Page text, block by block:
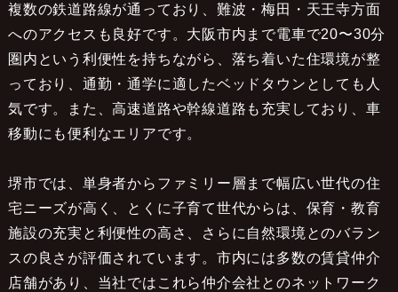
複数の鉄道路線が通っており、難波・梅田・天王寺方面
へのアクセスも良好です。大阪市内まで電車で20〜30分
圏内という利便性を持ちながら、落ち着いた住環境が整
っており、通勤・通学に適したベッドタウンとしても人
気です。また、高速道路や幹線道路も充実しており、車
移動にも便利なエリアです。
堺市では、単身者からファミリー層まで幅広い世代の住
宅ニーズが高く、とくに子育て世代からは、保育・教育
施設の充実と利便性の高さ、さらに自然環境とのバラン
スの良さが評価されています。市内には多数の賃貸仲介
店舗があり、当社ではこれら仲介会社とのネットワーク